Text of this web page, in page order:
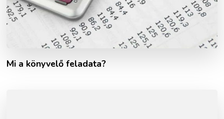
Mi a könyvelő feladata?